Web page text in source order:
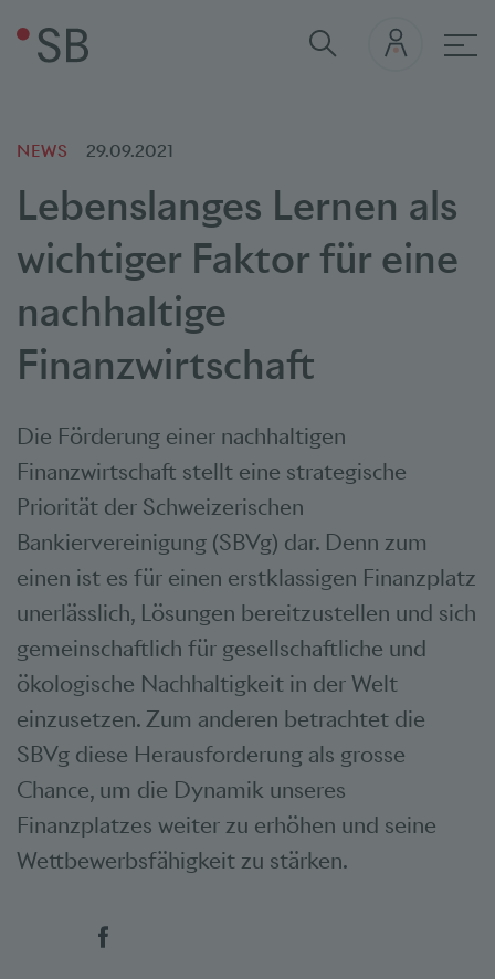
NEWS 29.09.2021
Lebenslanges Lernen als
wichtiger Faktor für eine
nachhaltige
Finanzwirtschaft
Die Förderung einer nachhaltigen
Finanzwirtschaft stellt eine strategische
Priorität der Schweizerischen
Bankiervereinigung (SBVg) dar. Denn zum
einen ist es für einen erstklassigen Finanzplatz
unerlässlich, Lösungen bereitzustellen und sich
gemeinschaftlich für gesellschaftliche und
ökologische Nachhaltigkeit in der Welt
einzusetzen. Zum anderen betrachtet die
SBVg diese Herausforderung als grosse
Chance, um die Dynamik unseres
Finanzplatzes weiter zu erhöhen und seine
Wettbewerbsfähigkeit zu stärken.
Social Bookmarks